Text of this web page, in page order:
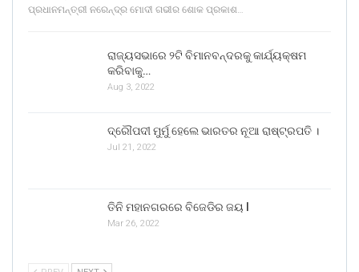
ପ୍ରଧାନମନ୍ତ୍ରୀ ନରେନ୍ଦ୍ର ମୋଦୀ ଗଭୀର ଶୋକ ପ୍ରକାଶ…
ରାଜ୍ୟସଭାରେ ୨ଟି ବିମାନବନ୍ଦରକୁ କାର୍ଯ୍ୟକ୍ଷମ
କରିବାକୁ…
Aug 3, 2022
ଦ୍ରୌପଦୀ ମୁର୍ମୁ ହେଲେ ଭାରତର ନୂଆ ରାଷ୍ଟ୍ରପତି ।
Jul 21, 2022
ତିନି ମହାନଗରରେ ବିଜେଡିର ଜୟ l
Mar 26, 2022